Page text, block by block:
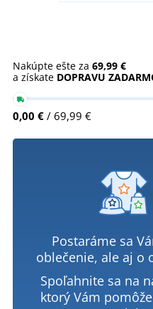
Nakúpte ešte za 69,99 €
a získate DOPRAVU
0,00 € / 69,99 €
Postaráme sa
oblečenie, ale aj o
Spoľahnite sa na
ktorý Vám